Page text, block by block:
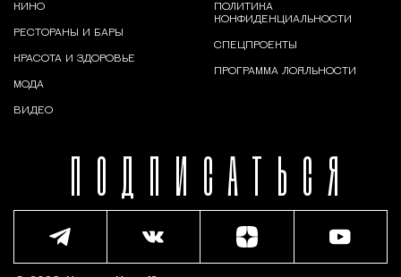
ПОДПИСАТЬСЯ
КИНО
РЕСТОРАНЫ И БАРЫ
КРАСОТА И ЗДОРОВЬЕ
МОДА
ВИДЕО
ПОЛИТИКА
КОНФИДЕНЦИАЛЬНОСТИ
СПЕЦПРОЕКТЫ
ПРОГРАММА ЛОЯЛЬНОСТИ